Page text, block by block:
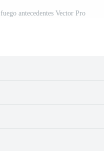
antecedentes Vector Pro